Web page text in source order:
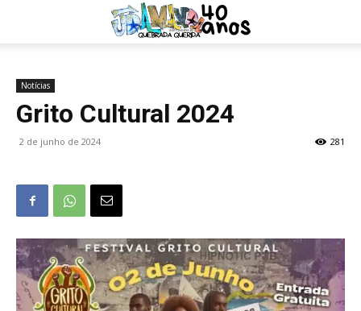
Notícias
Grito Cultural 2024
2 de junho de 2024 281